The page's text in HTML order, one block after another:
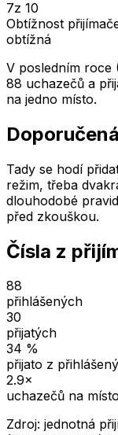
7z 10
Obtížnost
obtížná
V posledním roce
88 uchazečů a
na jedno místo.
Tady se hodí
režim, třeba
dlouhodobé
před zkouškou.
Čísla z
88
přihlášených
30
přijatých
34 %
přijato z
2.9×
uchazečů na místo
Zdroj: jednotná